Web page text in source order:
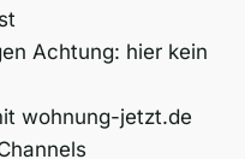
Achtung: hier kein
wohnung-jetzt.de